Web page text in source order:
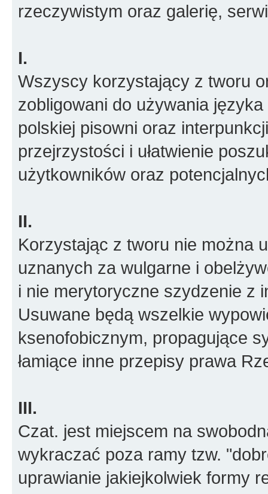
rzeczywistym oraz galerię,
I.
Wszyscy korzystający z tworu
zobligowani do używania
polskiej pisowni oraz
przejrzystości i ułatwienie
użytkowników oraz
II.
Korzystając z tworu nie można
uznanych za wulgarne i
i nie merytoryczne szydzenie z
Usuwane będą wszelkie
ksenofobicznym, propagujące
łamiące inne przepisy prawa
III.
Czat. jest miejscem na
wykraczać poza ramy tzw.
uprawianie jakiejkolwiek formy